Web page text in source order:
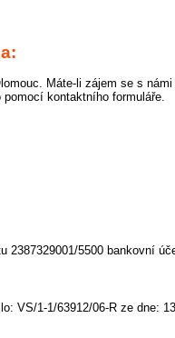
Máte-li zájem se s
pomocí kontaktního formuláře.
2387329001/5500 bankovní
VS/1-1/63912/06-R ze dne: